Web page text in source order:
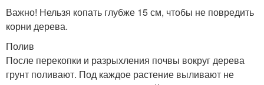
Важно! Нельзя копать глубже 15 см, чтобы не повредить
корни дерева.
Полив
После перекопки и разрыхления почвы вокруг дерева
грунт поливают. Под каждое растение выливают не